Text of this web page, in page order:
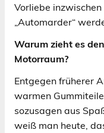
Vorliebe
„Automarder“
Warum zieht es
Motorraum?
Entgegen früherer
warmen
sozusagen aus
weiß man heute,